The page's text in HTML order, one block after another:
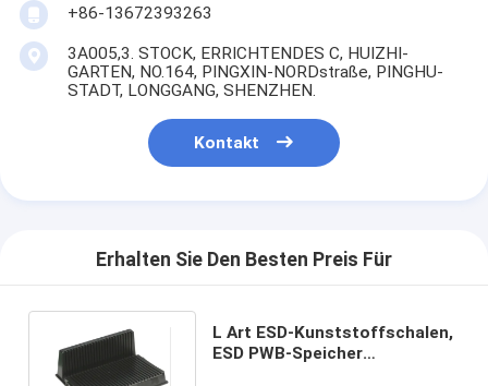
+86-13672393263
3A005,3. STOCK, ERRICHTENDES C, HUIZHI-
GARTEN, NO.164, PINGXIN-NORDstraße, PINGHU-
STADT, LONGGANG, SHENZHEN.
Kontakt
Erhalten Sie Den Besten Preis Für
L Art ESD-Kunststoffschalen,
ESD PWB-Speicher